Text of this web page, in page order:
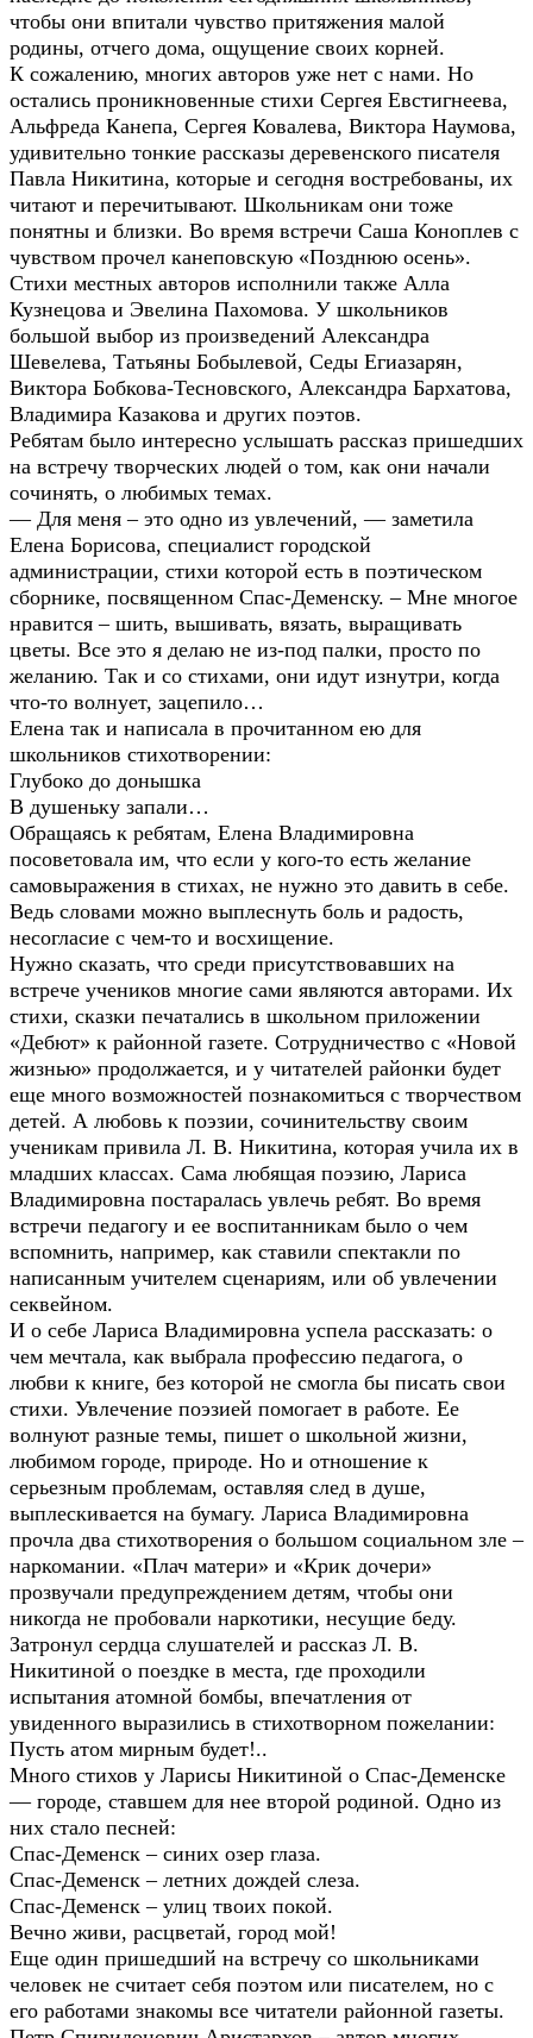
чтобы они впитали чувство притяжения малой
родины, отчего дома, ощущение своих корней.
К сожалению, многих авторов уже нет с нами. Но
остались проникновенные стихи Сергея Евстигнеева,
Альфреда Канепа, Сергея Ковалева, Виктора Наумова,
удивительно тонкие рассказы деревенского писателя
Павла Никитина, которые и сегодня востребованы, их
читают и перечитывают. Школьникам они тоже
понятны и близки. Во время встречи Саша Коноплев с
чувством прочел канеповскую «Позднюю осень».
Стихи местных авторов исполнили также Алла
Кузнецова и Эвелина Пахомова. У школьников
большой выбор из произведений Александра
Шевелева, Татьяны Бобылевой, Седы Егиазарян,
Виктора Бобкова-Тесновского, Александра Бархатова,
Владимира Казакова и других поэтов.
Ребятам было интересно услышать рассказ пришедших
на встречу творческих людей о том, как они начали
сочинять, о любимых темах.
— Для меня – это одно из увлечений, — заметила
Елена Борисова, специалист городской
администрации, стихи которой есть в поэтическом
сборнике, посвященном Спас-Деменску. – Мне многое
нравится – шить, вышивать, вязать, выращивать
цветы. Все это я делаю не из-под палки, просто по
желанию. Так и со стихами, они идут изнутри, когда
что-то волнует, зацепило…
Елена так и написала в прочитанном ею для
школьников стихотворении:
Глубоко до донышка
В душеньку запали…
Обращаясь к ребятам, Елена Владимировна
посоветовала им, что если у кого-то есть желание
самовыражения в стихах, не нужно это давить в себе.
Ведь словами можно выплеснуть боль и радость,
несогласие с чем-то и восхищение.
Нужно сказать, что среди присутствовавших на
встрече учеников многие сами являются авторами. Их
стихи, сказки печатались в школьном приложении
«Дебют» к районной газете. Сотрудничество с «Новой
жизнью» продолжается, и у читателей районки будет
еще много возможностей познакомиться с творчеством
детей. А любовь к поэзии, сочинительству своим
ученикам привила Л. В. Никитина, которая учила их в
младших классах. Сама любящая поэзию, Лариса
Владимировна постаралась увлечь ребят. Во время
встречи педагогу и ее воспитанникам было о чем
вспомнить, например, как ставили спектакли по
написанным учителем сценариям, или об увлечении
секвейном.
И о себе Лариса Владимировна успела рассказать: о
чем мечтала, как выбрала профессию педагога, о
любви к книге, без которой не смогла бы писать свои
стихи. Увлечение поэзией помогает в работе. Ее
волнуют разные темы, пишет о школьной жизни,
любимом городе, природе. Но и отношение к
серьезным проблемам, оставляя след в душе,
выплескивается на бумагу. Лариса Владимировна
прочла два стихотворения о большом социальном зле –
наркомании. «Плач матери» и «Крик дочери»
прозвучали предупреждением детям, чтобы они
никогда не пробовали наркотики, несущие беду.
Затронул сердца слушателей и рассказ Л. В.
Никитиной о поездке в места, где проходили
испытания атомной бомбы, впечатления от
увиденного выразились в стихотворном пожелании:
Пусть атом мирным будет!..
Много стихов у Ларисы Никитиной о Спас-Деменске
— городе, ставшем для нее второй родиной. Одно из
них стало песней:
Спас-Деменск – синих озер глаза.
Спас-Деменск – летних дождей слеза.
Спас-Деменск – улиц твоих покой.
Вечно живи, расцветай, город мой!
Еще один пришедший на встречу со школьниками
человек не считает себя поэтом или писателем, но с
его работами знакомы все читатели районной газеты.